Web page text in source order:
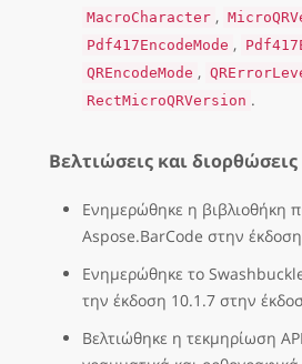
MacroCharacter ,
Pdf417EncodeMode ,
QREncodeMode ,
RectMicroQRVersion .
Βελτιώσεις και διορθώσεις
Ενημερώθηκε η βιβλιοθήκη
Aspose.BarCode στην
Ενημερώθηκε το
την έκδοση 10.1.7 στην
Βελτιώθηκε η τεκμηρίωση